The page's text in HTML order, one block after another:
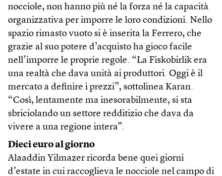
nocciole, non hanno più né la forza né la capacità
organizzativa per imporre le loro condizioni. Nello
spazio rimasto vuoto si è inserita la Ferrero, che
grazie al suo potere d’acquisto ha gioco facile
nell’imporre le proprie regole. “La Fiskobirlik era
una realtà che dava unità ai produttori. Oggi è il
mercato a definire i prezzi”, sottolinea Karan.
“Così, lentamente ma inesorabilmente, si sta
sbriciolando un settore redditizio che dava da
vivere a una regione intera”.
Dieci euro al giorno
Alaaddin Yilmazer ricorda bene quei giorni
d’estate in cui raccoglieva le nocciole nel campo di